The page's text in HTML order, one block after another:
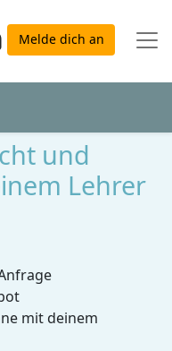
Melde dich an
und
Lehrer
mit deinem